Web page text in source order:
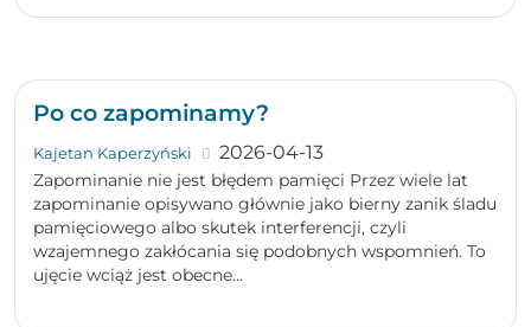
Po co zapominamy?
Kajetan Kaperzyński 2026-04-13
Zapominanie nie jest błędem pamięci Przez wiele lat
zapominanie opisywano głównie jako bierny zanik śladu
pamięciowego albo skutek interferencji, czyli
wzajemnego zakłócania się podobnych wspomnień. To
ujęcie wciąż jest obecne...